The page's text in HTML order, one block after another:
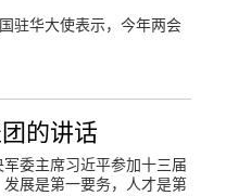
驻华大使表示，今年两会
的讲话
委主席习近平参加十三届
展是第一要务，人才是第